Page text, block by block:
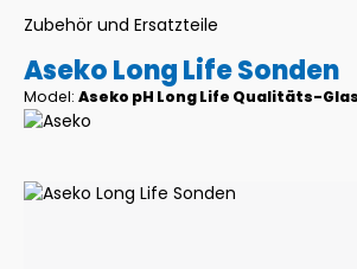
Zubehör und Ersatzteile
Aseko Long Life Sonden
Model: Aseko pH Long Life Qualitäts-
Bildergalerie überspringen